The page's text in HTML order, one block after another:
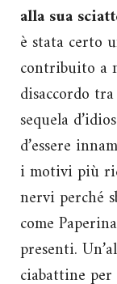
alla sua
è stata certo
contribuito a
disaccordo
sequela
d’essere
i motivi più
nervi perché
come
presenti.
ciabattine